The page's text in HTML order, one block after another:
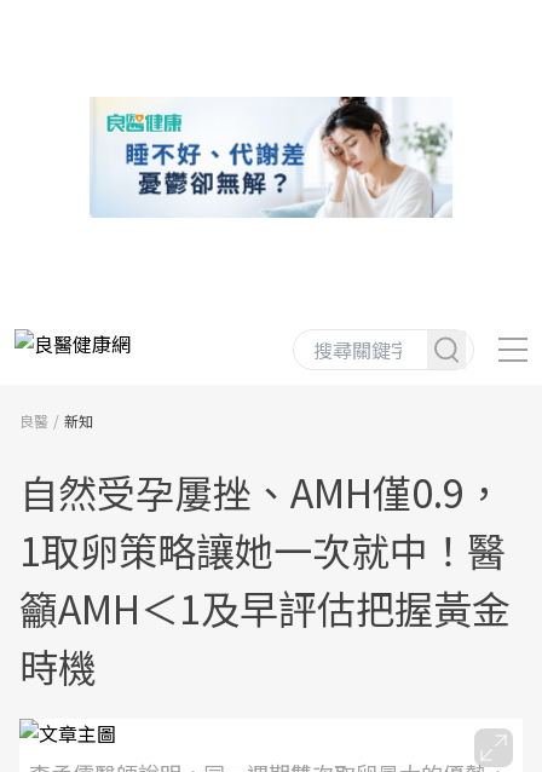
良醫 新知
自然受孕屢挫、AMH僅0.9，
1取卵策略讓她一次就中！醫
籲AMH＜1及早評估把握黃金
時機